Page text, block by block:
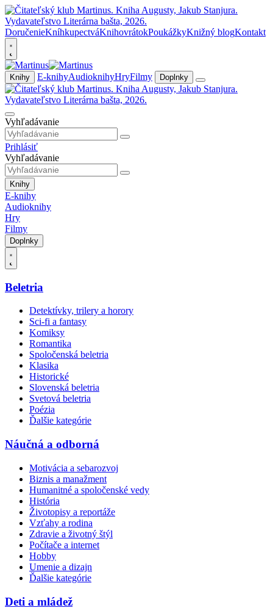
DoručenieKníhkupectváKnihovrátokPoukážkyKnižný blogKontakt
Knihy E-knihyAudioknihyHryFilmy Doplnky
Vyhľadávanie
Prihlásiť
Vyhľadávanie
Knihy
E-knihy
Audioknihy
Hry
Filmy
Doplnky
Beletria
Detektívky, trilery a horory
Sci-fi a fantasy
Komiksy
Romantika
Spoločenská beletria
Klasika
Historické
Slovenská beletria
Svetová beletria
Poézia
Ďalšie kategórie
Náučná a odborná
Motivácia a sebarozvoj
Biznis a manažment
Humanitné a spoločenské vedy
História
Životopisy a reportáže
Vzťahy a rodina
Zdravie a životný štýl
Počítače a internet
Hobby
Umenie a dizajn
Ďalšie kategórie
Deti a mládež